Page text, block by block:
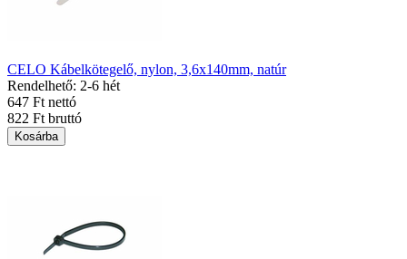
CELO Kábelkötegelő, nylon, 3,6x140mm, natúr
Rendelhető: 2-6 hét
647 Ft nettó
822 Ft bruttó
Kosárba